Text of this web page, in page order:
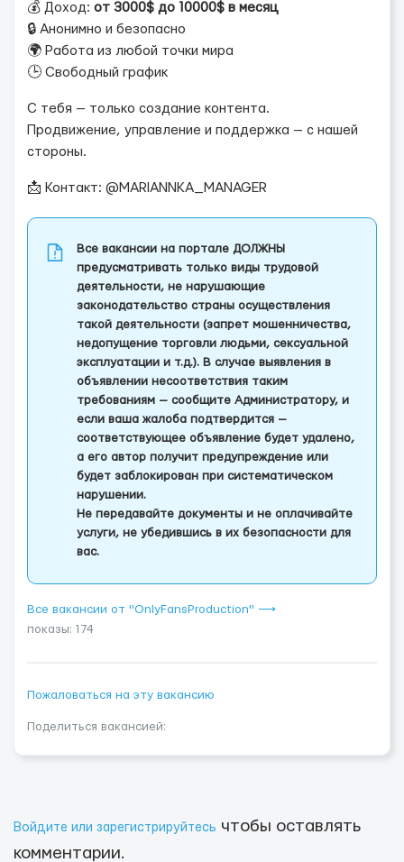
💰 Доход: от 3000$ до 10000$ в месяц
🔒 Анонимно и безопасно
🌍 Работа из любой точки мира
🕒 Свободный график
С тебя — только создание контента.
Продвижение, управление и поддержка — с нашей
стороны.
📩 Контакт: @MARIANNKA_MANAGER
Все вакансии на портале ДОЛЖНЫ
предусматривать только виды трудовой
деятельности, не нарушающие
законодательство страны осуществления
такой деятельности (запрет мошенничества,
недопущение торговли людьми, сексуальной
эксплуатации и т.д.). В случае выявления в
объявлении несоответствия таким
требованиям — сообщите Администратору, и
если ваша жалоба подтвердится —
соответствующее объявление будет удалено,
а его автор получит предупреждение или
будет заблокирован при систематическом
нарушении.
Не передавайте документы и не оплачивайте
услуги, не убедившись в их безопасности для
вас.
Все вакансии от "OnlyFansProduction" ⟶
показы: 174
Пожаловаться на эту вакансию
Поделиться вакансией:
Войдите или зарегистрируйтесь чтобы оставлять
комментарии.